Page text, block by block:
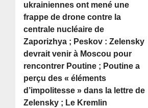
ukrainiennes ont mené une
frappe de drone contre la
centrale nucléaire de
Zaporizhya ; Peskov : Zelensky
devrait venir à Moscou pour
rencontrer Poutine ; Poutine a
perçu des « éléments
d’impolitesse » dans la lettre de
Zelensky ; Le Kremlin